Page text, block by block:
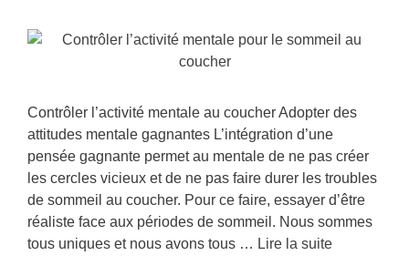
Contrôler l’activité mentale au coucher Adopter des
attitudes mentale gagnantes L’intégration d’une
pensée gagnante permet au mentale de ne pas créer
les cercles vicieux et de ne pas faire durer les troubles
de sommeil au coucher. Pour ce faire, essayer d’être
réaliste face aux périodes de sommeil. Nous sommes
tous uniques et nous avons tous … Lire la suite